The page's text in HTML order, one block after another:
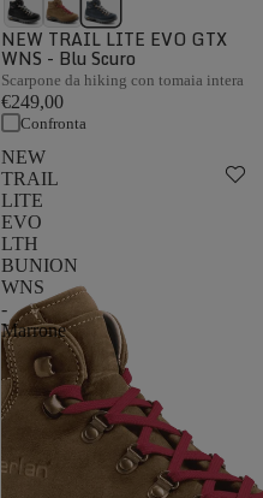
NEW TRAIL LITE EVO GTX
WNS - Blu Scuro
Scarpone da hiking con tomaia intera
€249,00
Confronta
NEW
TRAIL
LITE
EVO
LTH
BUNION
WNS
-
Marrone